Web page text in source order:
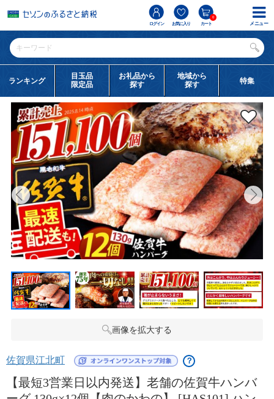
ログイン お気に入り カート
0
ランキング
目玉品
限定品
お礼品から
探す
地域から
探す
特集
画像を拡大する
佐賀県江北町 ？
【最短3営業日以内発送】老舗の佐賀牛ハンバ
メニュー